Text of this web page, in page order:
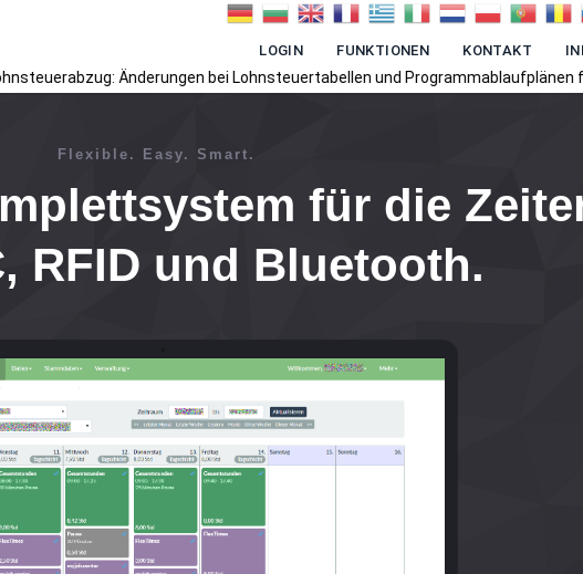
Änderungen bei Lohnsteuertabellen und Programmablaufplänen für 2025***
LOGIN FUNKTIONEN KONTAKT
Flexible. Easy. Smart.
für die
RFID und Bluetooth.